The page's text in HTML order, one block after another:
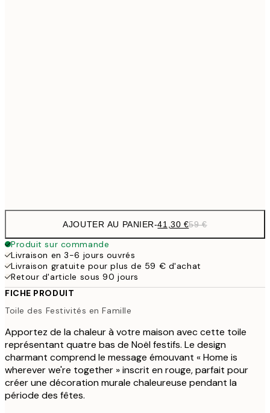
AJOUTER AU PANIER-41,30 €59 €
Produit sur commande
Livraison en 3-6 jours ouvrés
Livraison gratuite pour plus de 59 € d'achat
Retour d'article sous 90 jours
FICHE PRODUIT
Toile des Festivités en Famille
Apportez de la chaleur à votre maison avec cette toile
représentant quatre bas de Noël festifs. Le design
charmant comprend le message émouvant « Home is
wherever we're together » inscrit en rouge, parfait pour
créer une décoration murale chaleureuse pendant la
période des fêtes.